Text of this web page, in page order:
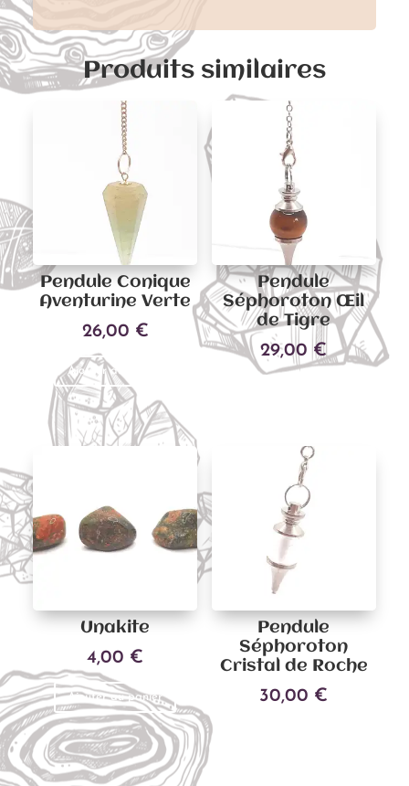
Produits similaires
Pendule Conique
Aventurine Verte
26,00 €
Ajouter au panier
Pendule
Séphoroton Œil
de Tigre
29,00 €
Unakite
4,00 €
Ajouter au panier
Pendule
Séphoroton
Cristal de Roche
30,00 €